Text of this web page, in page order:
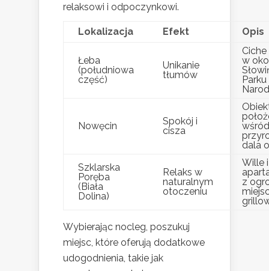
relaksowi i odpoczynkowi.
Lokalizacja Efekt Opis
Łeba
(południowa
część)
Unikanie
tłumów
w
Parku
Nowęcin
Spokój i
cisza
wśród
dala
Szklarska
Poręba
(Biała
Dolina)
Relaks w
naturalnym
otoczeniu
Wille i
z
Wybierając nocleg, poszukuj
miejsc, które oferują dodatkowe
udogodnienia, takie jak